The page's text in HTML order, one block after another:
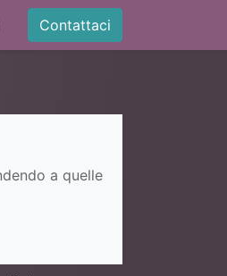
Contattaci
a quelle